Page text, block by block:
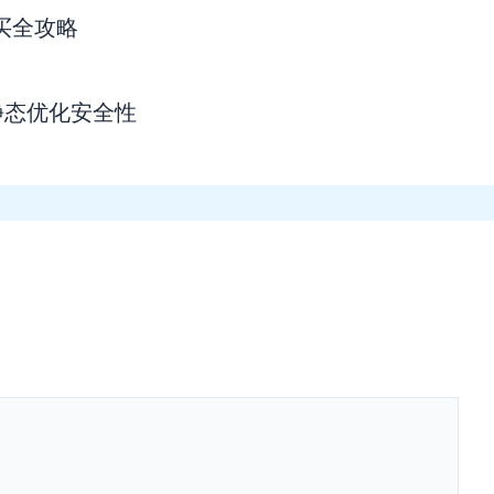
全攻略
优化安全性